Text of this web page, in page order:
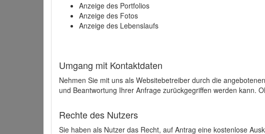
Anzeige des Portfolios
Anzeige des Fotos
Anzeige des Lebenslaufs
Umgang mit Kontaktdaten
Nehmen Sie mit uns als Websitebetreiber durch die
und Beantwortung Ihrer Anfrage zurückgegriffen werden kann.
Rechte des Nutzers
Sie haben als Nutzer das Recht, auf Antrag eine kostenlose